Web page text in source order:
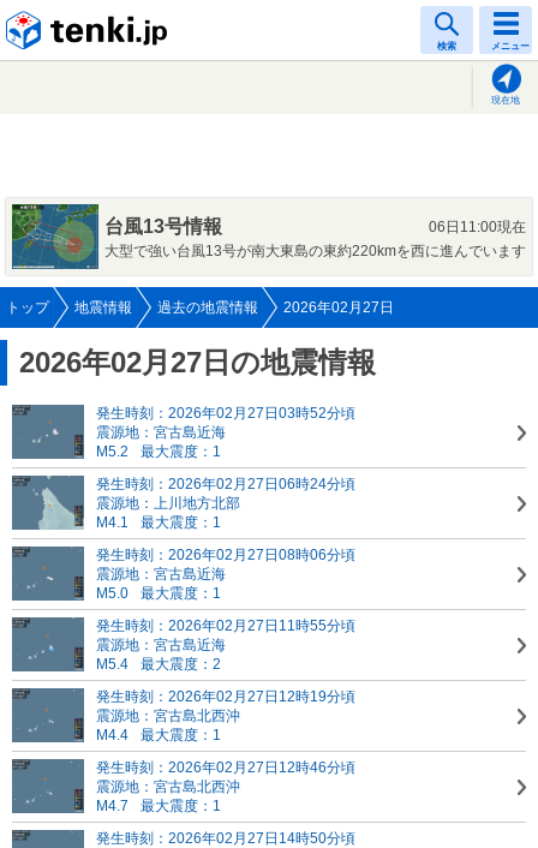
検索 メニュー
現在地
台風13号情報
06日11:00現在
大型で強い台風13号が南大東島の東約220kmを西に進んでいます
トップ 地震情報 過去の地震情報 2026年02月27日
2026年02月27日の地震情報
発生時刻：2026年02月27日03時52分頃
震源地：宮古島近海
M5.2
最大震度：1
発生時刻：2026年02月27日06時24分頃
震源地：上川地方北部
M4.1
最大震度：1
発生時刻：2026年02月27日08時06分頃
震源地：宮古島近海
M5.0
最大震度：1
発生時刻：2026年02月27日11時55分頃
震源地：宮古島近海
M5.4
最大震度：2
発生時刻：2026年02月27日12時19分頃
震源地：宮古島北西沖
M4.4
最大震度：1
発生時刻：2026年02月27日12時46分頃
震源地：宮古島北西沖
M4.7
最大震度：1
発生時刻：2026年02月27日14時50分頃